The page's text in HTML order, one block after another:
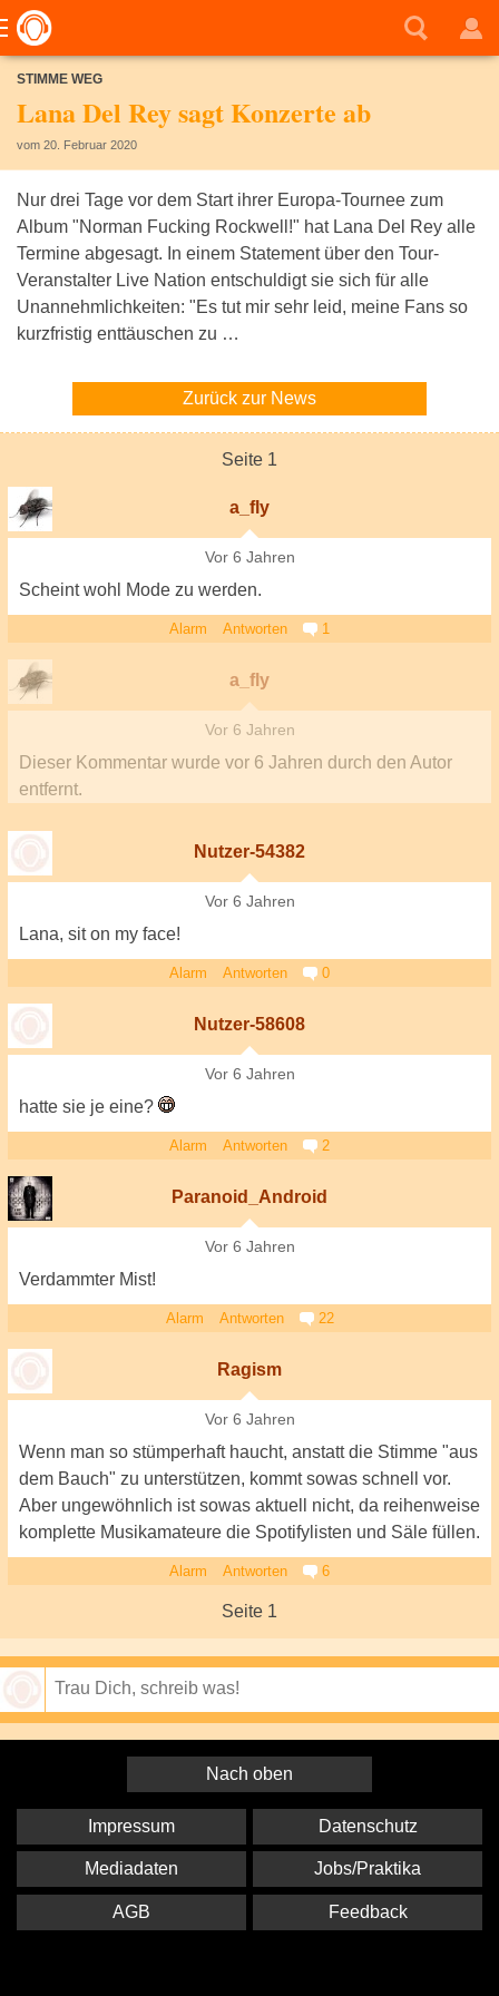
STIMME WEG
Lana Del Rey sagt Konzerte ab
vom 20. Februar 2020
Nur drei Tage vor dem Start ihrer Europa-Tournee zum
Album "Norman Fucking Rockwell!" hat Lana Del Rey alle
Termine abgesagt. In einem Statement über den Tour-
Veranstalter Live Nation entschuldigt sie sich für alle
Unannehmlichkeiten: "Es tut mir sehr leid, meine Fans so
kurzfristig enttäuschen zu …
Zurück zur News
Seite 1
a_fly
Vor 6 Jahren
Scheint wohl Mode zu werden.
Alarm Antworten 1
a_fly
Vor 6 Jahren
Dieser Kommentar wurde vor 6 Jahren durch den Autor
entfernt.
Nutzer-54382
Vor 6 Jahren
Lana, sit on my face!
Alarm Antworten 0
Nutzer-58608
Vor 6 Jahren
hatte sie je eine?
Alarm Antworten 2
Paranoid_Android
Vor 6 Jahren
Verdammter Mist!
Alarm Antworten 22
Ragism
Vor 6 Jahren
Wenn man so stümperhaft haucht, anstatt die Stimme "aus
dem Bauch" zu unterstützen, kommt sowas schnell vor.
Aber ungewöhnlich ist sowas aktuell nicht, da reihenweise
komplette Musikamateure die Spotifylisten und Säle füllen.
Alarm Antworten 6
Seite 1
Nach oben
Impressum Datenschutz
Mediadaten Jobs/Praktika
AGB Feedback